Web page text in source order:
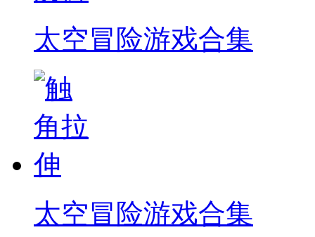
太空冒险游戏合集
太空冒险游戏合集